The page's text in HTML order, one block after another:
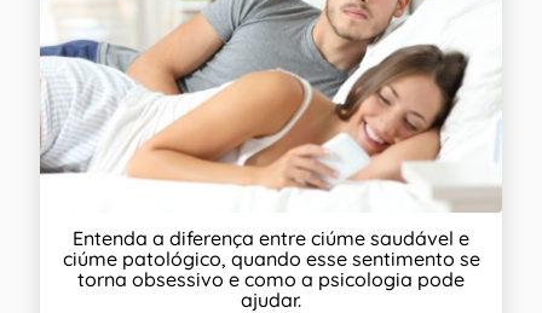
Entenda a diferença entre ciúme saudável e
ciúme patológico, quando esse sentimento se
torna obsessivo e como a psicologia pode
ajudar.